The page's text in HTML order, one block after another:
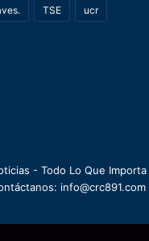
TSE ucr
- Todo Lo Que
info@crc891.com